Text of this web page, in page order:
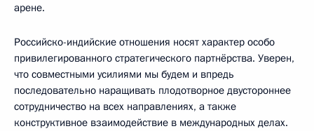
арене.
Российско-индийские отношения носят характер особо
привилегированного стратегического партнёрства. Уверен,
что совместными усилиями мы будем и впредь
последовательно наращивать плодотворное двустороннее
сотрудничество на всех направлениях, а также
конструктивное взаимодействие в международных делах.